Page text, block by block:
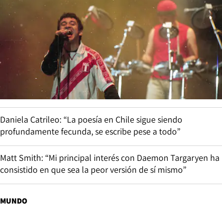
Daniela Catrileo: “La poesía en Chile sigue siendo
profundamente fecunda, se escribe pese a todo”
Matt Smith: “Mi principal interés con Daemon Targaryen ha
consistido en que sea la peor versión de sí mismo”
MUNDO